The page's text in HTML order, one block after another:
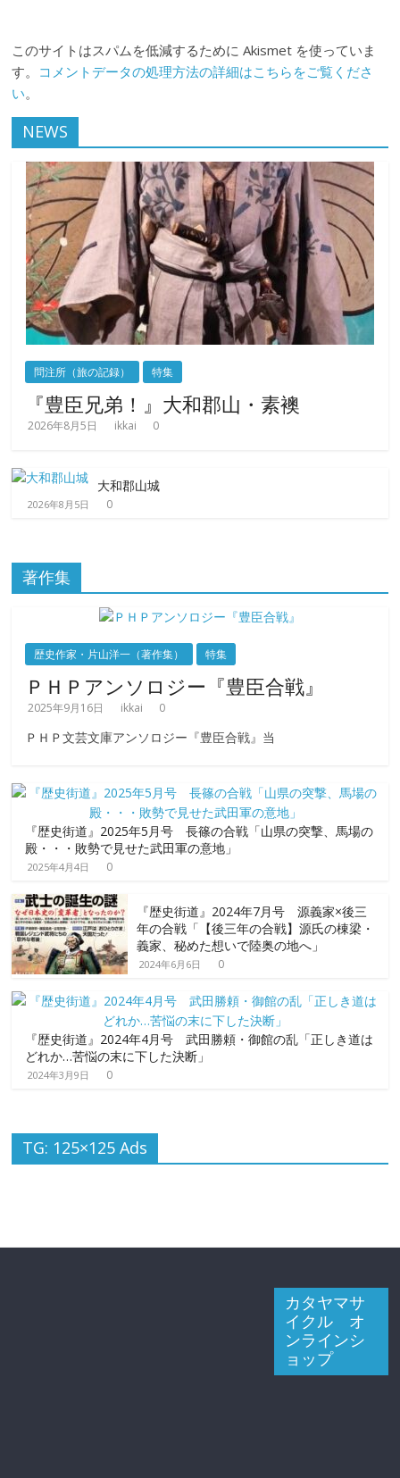
このサイトはスパムを低減するために Akismet を使っていま
す。 コメントデータの処理方法の詳細はこちらをご覧くださ
い。
NEWS
問注所（旅の記録） 特集
『豊臣兄弟！』大和郡山・素襖
2026年8月5日 ikkai 0
大和郡山城
2026年8月5日 0
著作集
歴史作家・片山洋一（著作集） 特集
ＰＨＰアンソロジー『豊臣合戦』
2025年9月16日 ikkai 0
ＰＨＰ文芸文庫アンソロジー『豊臣合戦』当
『歴史街道』2025年5月号 長篠の合戦「山県の突撃、馬場の
殿・・・敗勢で見せた武田軍の意地」
2025年4月4日 0
『歴史街道』2024年7月号 源義家×後三
年の合戦「【後三年の合戦】源氏の棟梁・
義家、秘めた想いで陸奥の地へ」
2024年6月6日 0
『歴史街道』2024年4月号 武田勝頼・御館の乱「正しき道は
どれか…苦悩の末に下した決断」
2024年3月9日 0
TG: 125×125 Ads
カタヤマサ
イクル オ
ンラインシ
ョップ